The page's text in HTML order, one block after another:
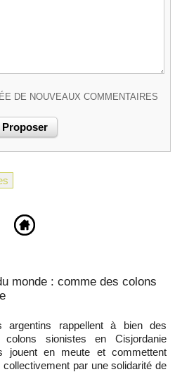
DE NOUVEAUX COMMENTAIRES
monde : comme des colons
argentins rappellent à bien des
sionistes en Cisjordanie
jouent en meute et commettent
collectivement par une solidarité de